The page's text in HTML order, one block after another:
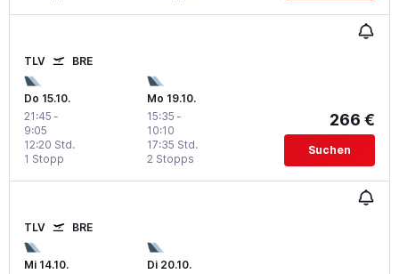
TLV BRE
Do 15.10.
21:45 -
9:05
1 Stopp
12:20 Std.
Mo 19.10.
15:35 -
10:10
2 Stopps
17:35 Std.
266 €
Suchen
TLV BRE
Mi 14.10.
Di 20.10.